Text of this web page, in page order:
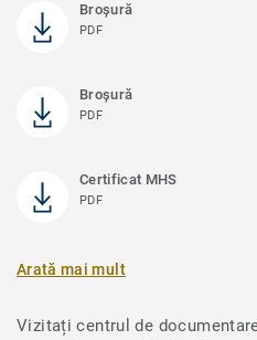
Broşură
PDF
Broșură
PDF
Certificat MHS
PDF
Arată mai mult
Vizitați centrul de